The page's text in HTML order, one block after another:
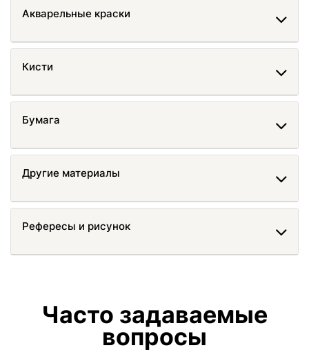
Акварельные краски
Кисти
Бумага
Другие материалы
Рефересы и рисунок
Часто задаваемые
вопросы